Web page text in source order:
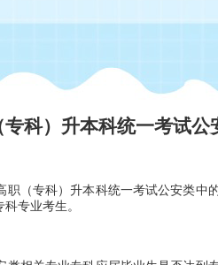
）升本科统一考试公
专科）升本科统一考试公安类中
专业考生。